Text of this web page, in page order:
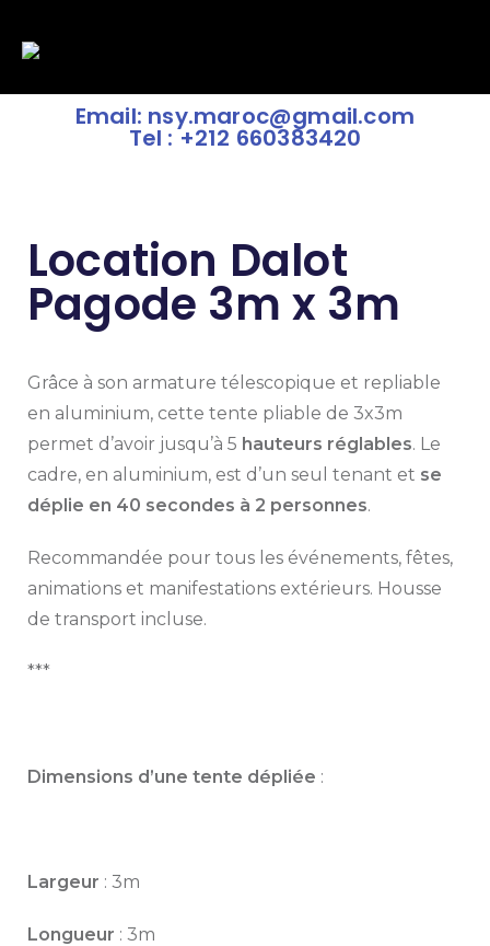
Email: nsy.maroc@gmail.com
Tel : +212 660383420
Location Dalot
Pagode 3m x 3m
Grâce à son armature télescopique et repliable
en aluminium, cette tente pliable de 3x3m
permet d’avoir jusqu’à 5 hauteurs réglables. Le
cadre, en aluminium, est d’un seul tenant et se
déplie en 40 secondes à 2 personnes.
Recommandée pour tous les événements, fêtes,
animations et manifestations extérieurs. Housse
de transport incluse.
***
Dimensions d’une tente dépliée :
Largeur : 3m
Longueur : 3m